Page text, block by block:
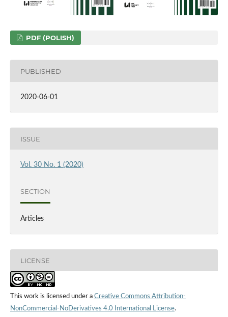
PDF (POLISH)
PUBLISHED
2020-06-01
ISSUE
Vol. 30 No. 1 (2020)
SECTION
Articles
LICENSE
This work is licensed under a Creative Commons Attribution-
NonCommercial-NoDerivatives 4.0 International License.